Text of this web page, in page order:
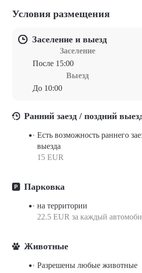
Условия размещения
Заселение и выезд
Заселение
После 15:00
Выезд
До 10:00
Ранний заезд / поздний
Есть возможность раннего
выезда
15 EUR
Парковка
на территории
22.5 EUR за каждый
Животные
Разрешены любые животные